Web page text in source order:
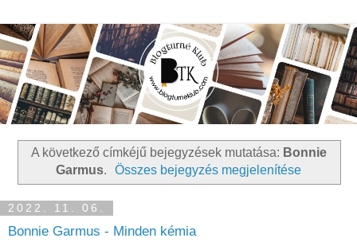
A következő címkéjű bejegyzések mutatása: Bonnie
Garmus. Összes bejegyzés megjelenítése
2022. 11. 06.
Bonnie Garmus - Minden kémia